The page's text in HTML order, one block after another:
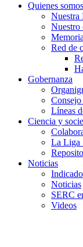
Quienes somos
Nuestra
Nuestro
Red de
Gobernanza
Líneas
Ciencia y
La Liga
Noticias
Noticias
SERC
Videos